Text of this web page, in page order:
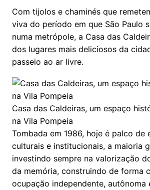
Com tijolos e chaminés que
viva do período em que São Paulo
numa metrópole, a Casa das
dos lugares mais deliciosos da
passeio ao ar livre.
Casa das Caldeiras, um espaço
na Vila Pompeia
Tombada em 1986, hoje é palco de
culturais e institucionais, a maioria
investindo sempre na valorização
da memória, construindo de forma
ocupação independente, autônoma